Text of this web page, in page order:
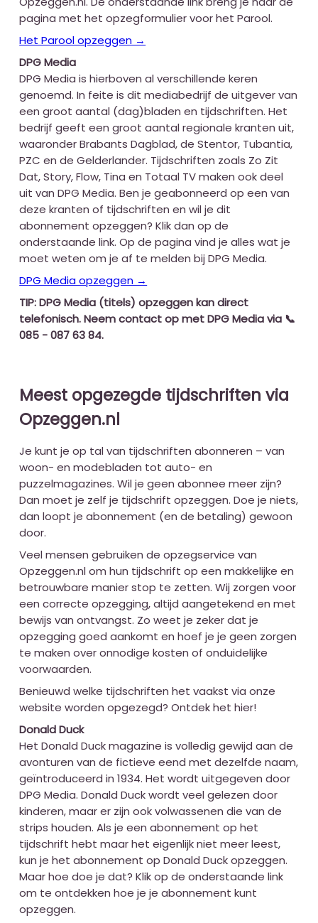
pagina met het opzegformulier voor het Parool.
Het Parool opzeggen →
DPG Media
DPG Media is hierboven al verschillende keren
genoemd. In feite is dit mediabedrijf de uitgever van
een groot aantal (dag)bladen en tijdschriften. Het
bedrijf geeft een groot aantal regionale kranten uit,
waaronder Brabants Dagblad, de Stentor, Tubantia,
PZC en de Gelderlander. Tijdschriften zoals Zo Zit
Dat, Story, Flow, Tina en Totaal TV maken ook deel
uit van DPG Media. Ben je geabonneerd op een van
deze kranten of tijdschriften en wil je dit
abonnement opzeggen? Klik dan op de
onderstaande link. Op de pagina vind je alles wat je
moet weten om je af te melden bij DPG Media.
DPG Media opzeggen →
TIP: DPG Media (titels) opzeggen kan direct
telefonisch. Neem contact op met DPG Media via 📞
085 - 087 63 84.
Meest opgezegde tijdschriften via
Opzeggen.nl
Je kunt je op tal van tijdschriften abonneren – van
woon- en modebladen tot auto- en
puzzelmagazines. Wil je geen abonnee meer zijn?
Dan moet je zelf je tijdschrift opzeggen. Doe je niets,
dan loopt je abonnement (en de betaling) gewoon
door.
Veel mensen gebruiken de opzegservice van
Opzeggen.nl om hun tijdschrift op een makkelijke en
betrouwbare manier stop te zetten. Wij zorgen voor
een correcte opzegging, altijd aangetekend en met
bewijs van ontvangst. Zo weet je zeker dat je
opzegging goed aankomt en hoef je je geen zorgen
te maken over onnodige kosten of onduidelijke
voorwaarden.
Benieuwd welke tijdschriften het vaakst via onze
website worden opgezegd? Ontdek het hier!
Donald Duck
Het Donald Duck magazine is volledig gewijd aan de
avonturen van de fictieve eend met dezelfde naam,
geïntroduceerd in 1934. Het wordt uitgegeven door
DPG Media. Donald Duck wordt veel gelezen door
kinderen, maar er zijn ook volwassenen die van de
strips houden. Als je een abonnement op het
tijdschrift hebt maar het eigenlijk niet meer leest,
kun je het abonnement op Donald Duck opzeggen.
Maar hoe doe je dat? Klik op de onderstaande link
om te ontdekken hoe je je abonnement kunt
opzeggen.